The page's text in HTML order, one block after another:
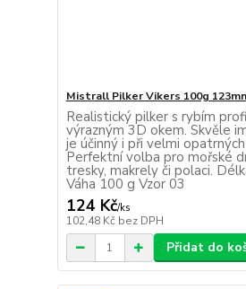
Mistrall Pilker Vikers 100g
Realistický pilker s rybím
výrazným 3D okem. Skvěle
je účinný i při velmi
Perfektní volba pro mořské
tresky, makrely či polaci.
Váha 100 g Vzor 03
124 Kč/ks
102,48 Kč bez DPH
Přidat do